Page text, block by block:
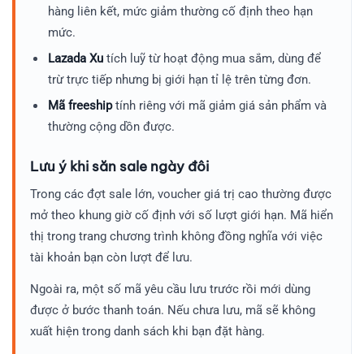
hàng liên kết, mức giảm thường cố định theo hạn
mức.
Lazada Xutích luỹ từ hoạt động mua sắm, dùng để
trừ trực tiếp nhưng bị giới hạn tỉ lệ trên từng đơn.
Mã freeshiptính riêng với mã giảm giá sản phẩm và
thường cộng dồn được.
Lưu ý khi săn sale ngày đôi
Trong các đợt sale lớn, voucher giá trị cao thường được
mở theo khung giờ cố định với số lượt giới hạn. Mã hiển
thị trong trang chương trình không đồng nghĩa với việc
tài khoản bạn còn lượt để lưu.
Ngoài ra, một số mã yêu cầu lưu trước rồi mới dùng
được ở bước thanh toán. Nếu chưa lưu, mã sẽ không
xuất hiện trong danh sách khi bạn đặt hàng.